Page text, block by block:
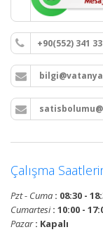
+90(552) 341
Çalışma
Pzt - Cuma : 08:30 -
Cumartesi: 10:00 -
Pazar: Kapalı